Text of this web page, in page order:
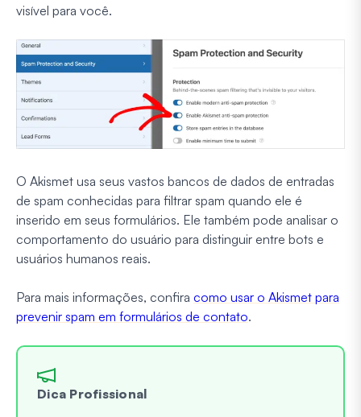
visível para você.
O Akismet usa seus vastos bancos de dados de entradas
de spam conhecidas para filtrar spam quando ele é
inserido em seus formulários. Ele também pode analisar o
comportamento do usuário para distinguir entre bots e
usuários humanos reais.
Para mais informações, confira como usar o Akismet para
prevenir spam em formulários de contato.
Dica Profissional